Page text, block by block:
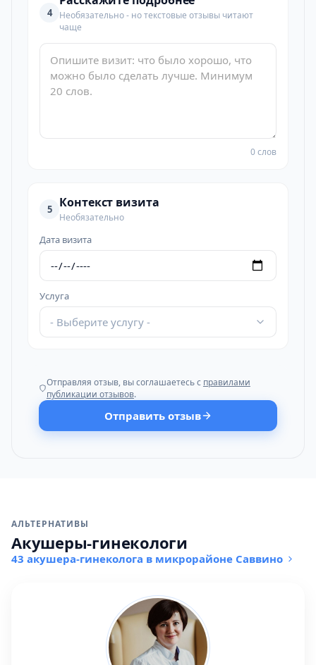
4
Необязательно - но текстовые отзывы читают
чаще
0 слов
5 Контекст визита
Необязательно
Дата визита
Услуга
- Выберите услугу -
Отправляя отзыв, вы соглашаетесь с правилами
публикации отзывов.
Отправить отзыв
АЛЬТЕРНАТИВЫ
Акушеры-гинекологи
43 акушера-гинеколога в микрорайоне Саввино